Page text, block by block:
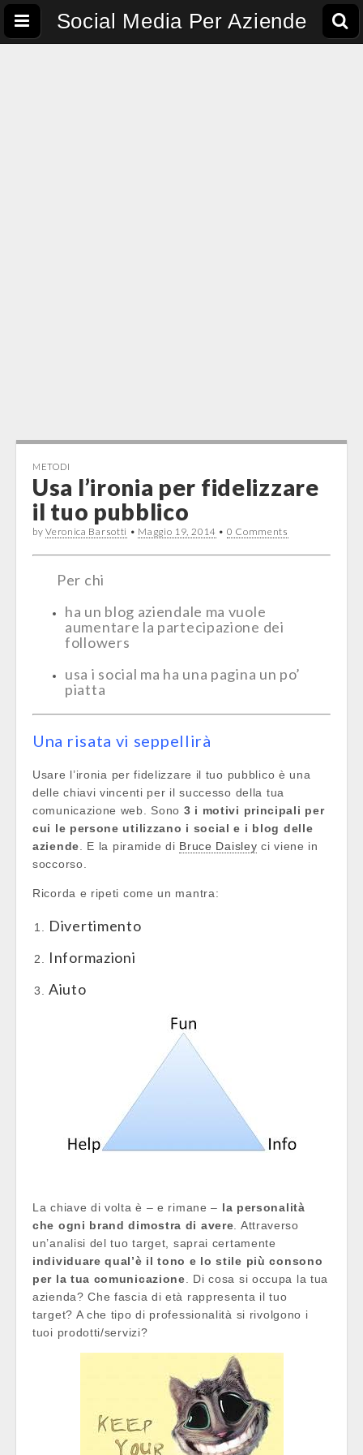
Social Media Per Aziende
METODI
Usa l’ironia per fidelizzare
il tuo pubblico
byVeronica Barsotti • Maggio 19, 2014 • 0 Comments
Per chi
ha un blog aziendale ma vuole
aumentare la partecipazione dei
followers
usa i social ma ha una pagina un po’
piatta
Una risata vi seppellirà
Usare l’ironia per fidelizzare il tuo pubblico è una
delle chiavi vincenti per il successo della tua
comunicazione web. Sono 3 i motivi principali per
cui le persone utilizzano i social e i blog delle
aziende . E la piramide di Bruce Daisley ci viene in
soccorso.
Ricorda e ripeti come un mantra:
Divertimento
Informazioni
Aiuto
La chiave di volta è – e rimane – la personalità
che ogni brand dimostra di avere . Attraverso
un’analisi del tuo target, saprai certamente
individuare qual’è il tono e lo stile più consono
per la tua comunicazione . Di cosa si occupa la tua
azienda? Che fascia di età rappresenta il tuo
target? A che tipo di professionalità si rivolgono i
tuoi prodotti/servizi?